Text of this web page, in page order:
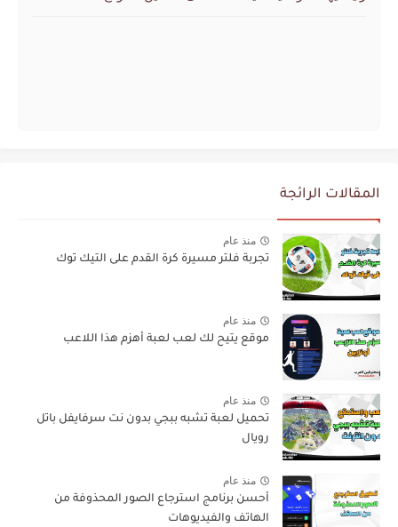
المقالات الرائجة
منذ عام
تجربة فلتر مسيرة كرة القدم على التيك توك
منذ عام
موقع يتيح لك لعب لعبة أهزم هذا اللاعب
منذ عام
تحميل لعبة تشبه ببجي بدون نت سرفايفل باتل
رويال
منذ عام
أحسن برنامج استرجاع الصور المحذوفة من
الهاتف والفيديوهات